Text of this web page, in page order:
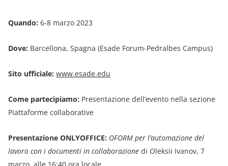
Quando: 6-8 marzo 2023
Dove: Barcellona, Spagna (Esade Forum-Pedralbes Campus)
Sito ufficiale: www.esade.edu
Come partecipiamo: Presentazione dell’evento nella sezione
Piattaforme collaborative
Presentazione ONLYOFFICE: OFORM per l’automazione del
lavoro con i documenti in collaborazione di Oleksii Ivanov, 7